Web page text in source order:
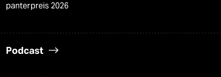
panterpreis 2026
Podcast